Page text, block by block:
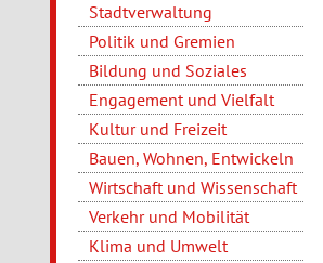
Stadtverwaltung
Politik und Gremien
Bildung und Soziales
Engagement und Vielfalt
Kultur und Freizeit
Bauen, Wohnen, Entwickeln
Wirtschaft und Wissenschaft
Verkehr und Mobilität
Klima und Umwelt